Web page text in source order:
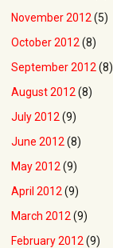
November 2012 (5)
October 2012 (8)
September 2012 (8)
August 2012 (8)
July 2012 (9)
June 2012 (8)
May 2012 (9)
April 2012 (9)
March 2012 (9)
February 2012 (9)